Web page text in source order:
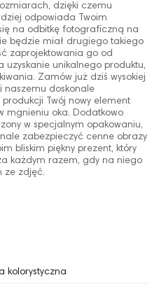
dzięki czemu
odpowiada Twoim
na odbitkę fotograficzną na
będzie miał drugiego takiego
zaprojektowania go od
unikalnego produktu,
Zamów już dziś wysokiej
naszemu doskonale
Twój nowy element
mgnieniu oka. Dodatkowo
w specjalnym opakowaniu,
zabezpieczyć cenne obrazy
bliskim piękny prezent, który
każdym razem, gdy na niego
ze zdjęć.
kolorystyczna